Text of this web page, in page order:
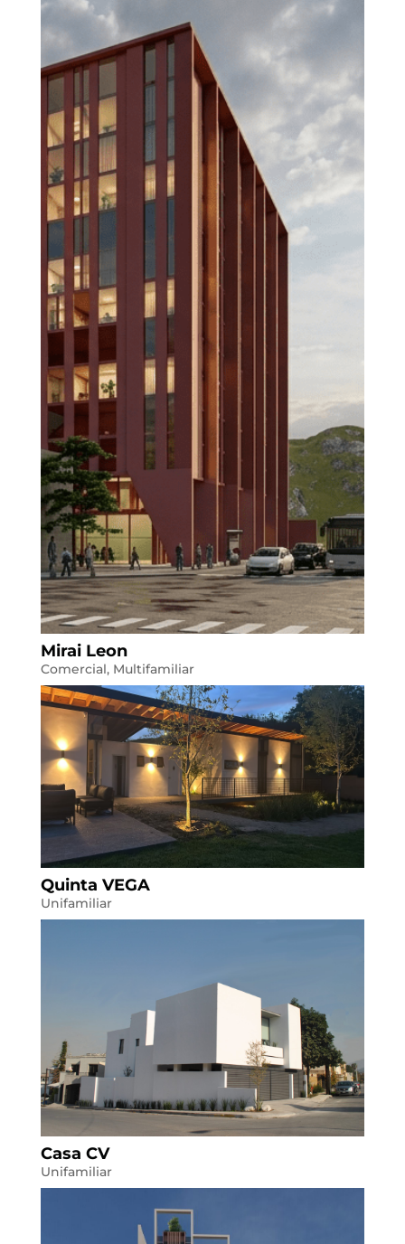
Mirai Leon
Comercial, Multifamiliar
Quinta VEGA
Unifamiliar
Casa CV
Unifamiliar